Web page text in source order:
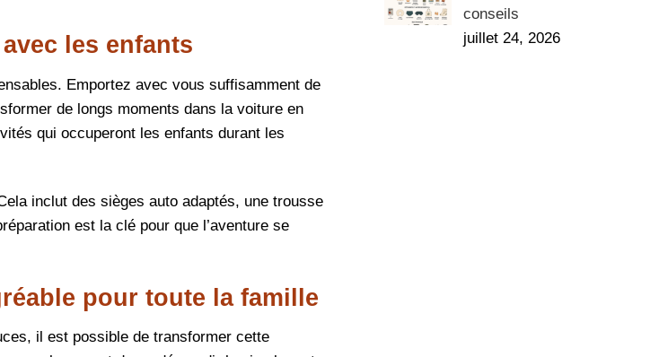
les enfants
Emportez avec vous suffisamment de
de longs moments dans la voiture en
qui occuperont les enfants durant les
inclut des sièges auto adaptés, une trousse
est la clé pour que l’aventure se
pour toute la famille
il est possible de transformer cette
conseils
juillet 24, 2026